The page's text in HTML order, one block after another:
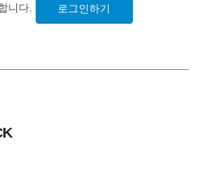
니다. 로그인하기